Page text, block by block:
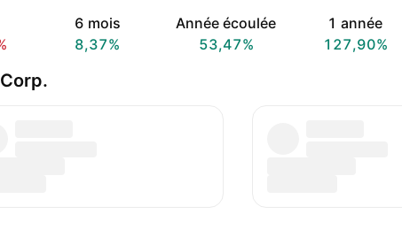
6 mois
8,37%
Année écoulée
53,47%
1 année
127,90%